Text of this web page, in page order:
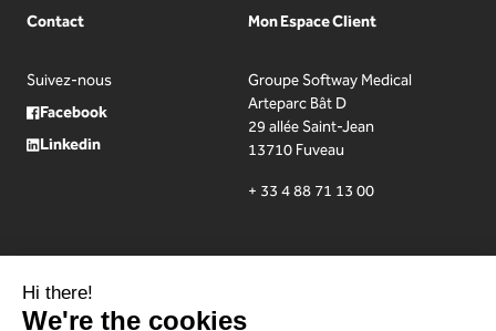
Contact
Mon Espace Client
Suivez-nous
Facebook
Linkedin
Groupe Softway Medical
Arteparc Bât D
29 allée Saint-Jean
13710 Fuveau
+ 33 4 88 71 13 00